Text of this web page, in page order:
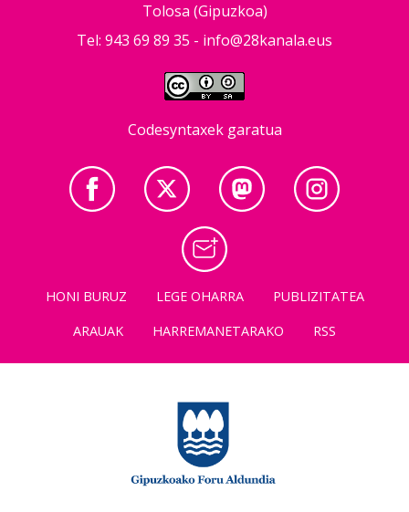
Tolosa (Gipuzkoa)
Tel: 943 69 89 35 - info@28kanala.eus
Codesyntaxek garatua
HONI BURUZ LEGE OHARRA
PUBLIZITATEA
ARAUAK
HARREMANETARAKO RSS